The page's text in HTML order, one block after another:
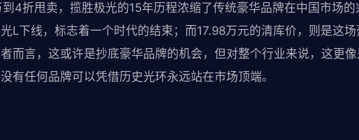
4折甩卖，揽胜极光的15年历程浓缩了传统豪华品牌在中国市场
L下线，标志着一个时代的结束；而17.98万元的清库价，则是这
而言，这或许是抄底豪华品牌的机会，但对整个行业来说，这更
有任何品牌可以凭借历史光环永远站在市场顶端。